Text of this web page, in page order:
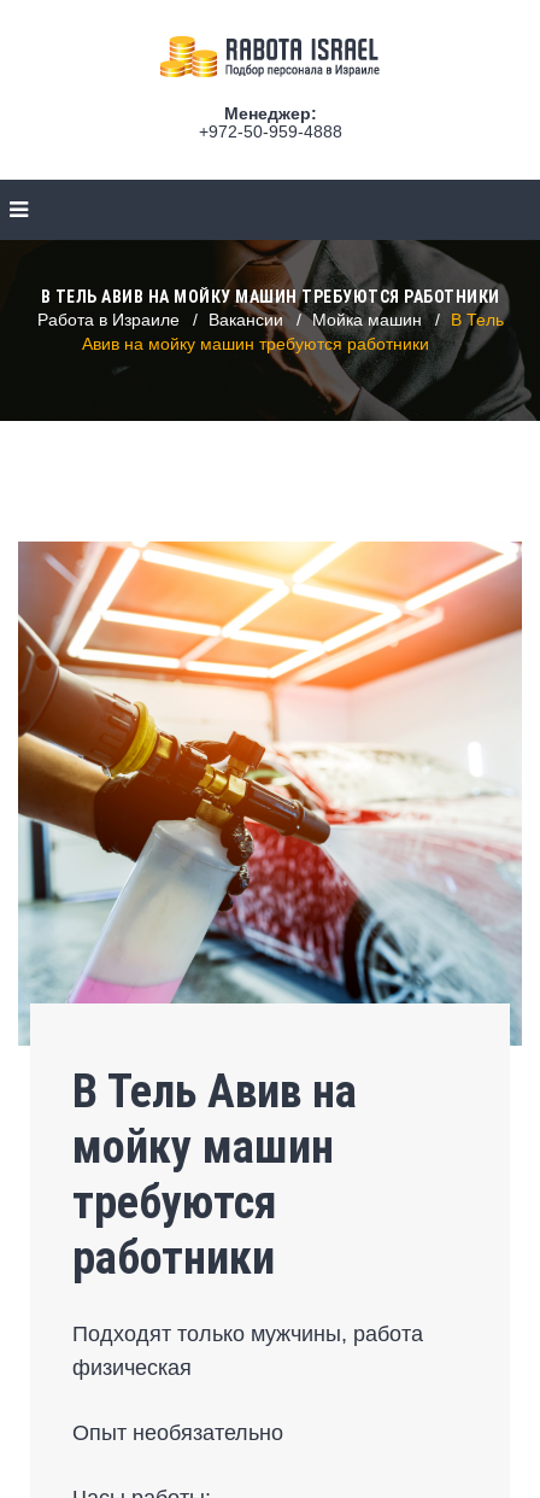
Менеджер:
+972-50-959-4888
В ТЕЛЬ АВИВ НА МОЙКУ МАШИН ТРЕБУЮТСЯ РАБОТНИКИ
Работа в Израиле
Вакансии Мойка машин
В Тель
Авив на мойку машин требуются работники
В Тель Авив на
мойку машин
требуются
работники
Подходят только мужчины, работа
физическая
Опыт необязательно